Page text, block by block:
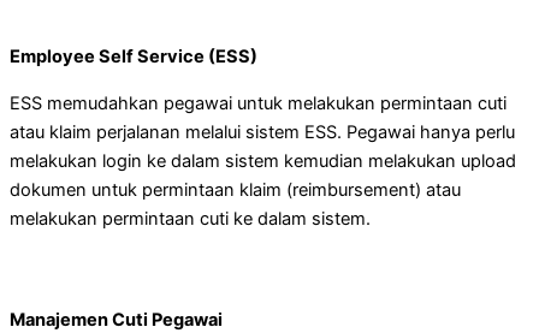
Employee Self Service (ESS)
ESS memudahkan pegawai untuk melakukan permintaan cuti
atau klaim perjalanan melalui sistem ESS. Pegawai hanya perlu
melakukan login ke dalam sistem kemudian melakukan upload
dokumen untuk permintaan klaim (reimbursement) atau
melakukan permintaan cuti ke dalam sistem.
Manajemen Cuti Pegawai